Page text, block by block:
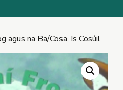
agus na Ba/Cosa, Is Cosúil